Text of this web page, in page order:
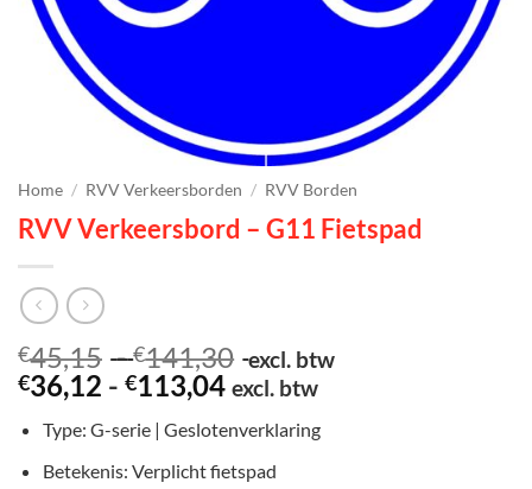
Home / RVV Verkeersborden / RVV Borden
RVV Verkeersbord – G11 Fietspad
€45,15 - €141,30 Prijsklasse:
€45,15
€141,30
excl. btw
€36,12 - €113,04Prijsklasse:
tot
€113,04
excl. btw
Type: G-serie | Geslotenverklaring
Betekenis: Verplicht fietspad